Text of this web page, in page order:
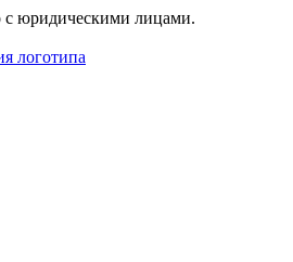
с юридическими лицами.
логотипа